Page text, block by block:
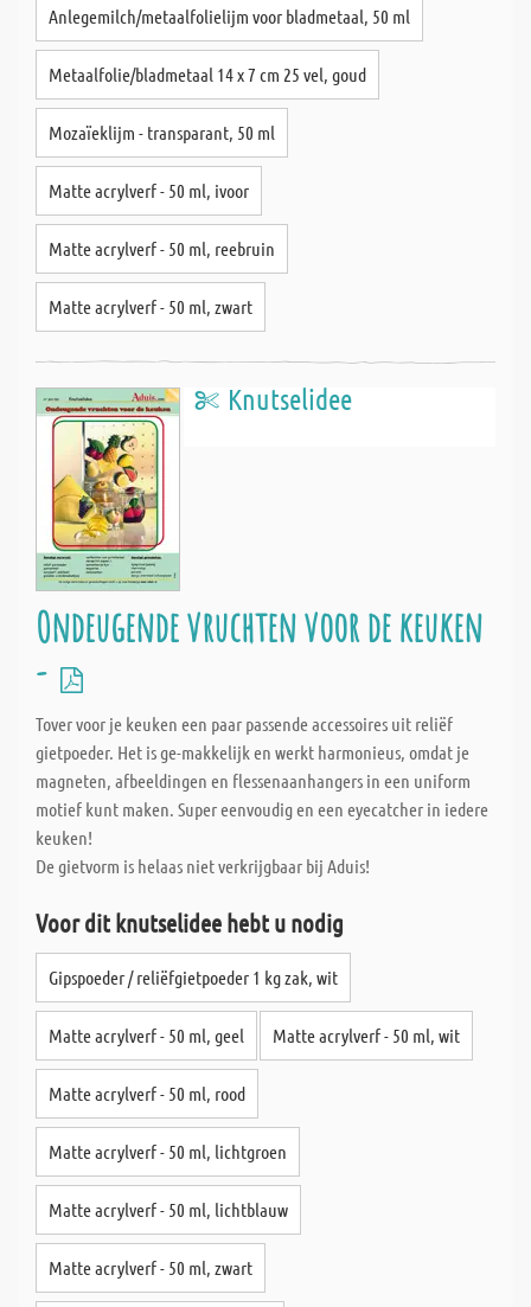
Anlegemilch/metaalfolielijm voor bladmetaal, 50 ml
Metaalfolie/bladmetaal 14 x 7 cm 25 vel, goud
Mozaïeklijm - transparant, 50 ml
Matte acrylverf - 50 ml, ivoor
Matte acrylverf - 50 ml, reebruin
Matte acrylverf - 50 ml, zwart
Knutselidee
Ondeugende vruchten voor de keuken
-
Tover voor je keuken een paar passende accessoires uit reliëf
gietpoeder. Het is ge-makkelijk en werkt harmonieus, omdat je
magneten, afbeeldingen en flessenaanhangers in een uniform
motief kunt maken. Super eenvoudig en een eyecatcher in iedere
keuken!
De gietvorm is helaas niet verkrijgbaar bij Aduis!
Voor dit knutselidee hebt u nodig
Gipspoeder / reliëfgietpoeder 1 kg zak, wit
Matte acrylverf - 50 ml, geel Matte acrylverf - 50 ml, wit
Matte acrylverf - 50 ml, rood
Matte acrylverf - 50 ml, lichtgroen
Matte acrylverf - 50 ml, lichtblauw
Matte acrylverf - 50 ml, zwart